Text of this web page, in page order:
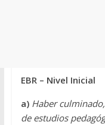
EBR – Nivel Inicial
a)Haber
de estudios